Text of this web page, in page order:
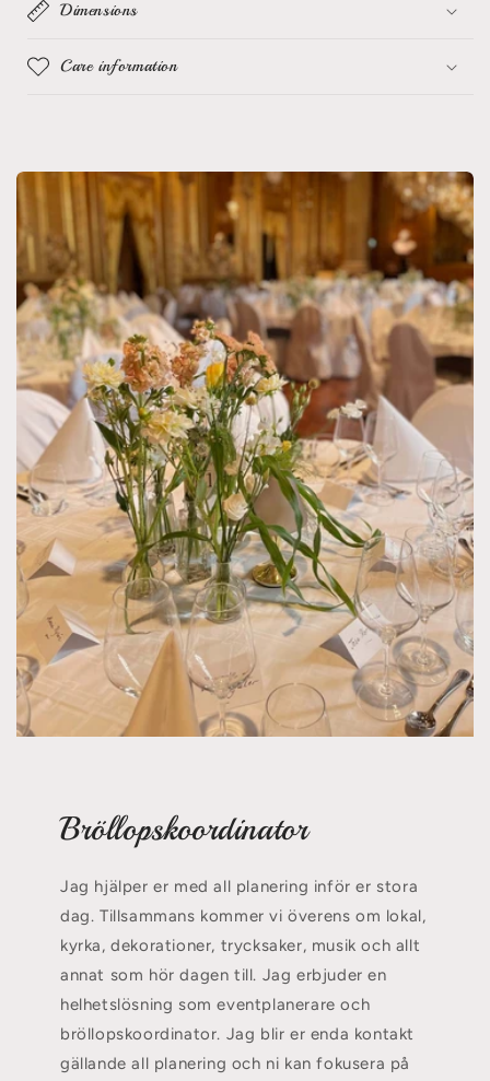
Dimensions
Care information
Bröllopskoordinator
Jag hjälper er med all planering inför er stora
dag. Tillsammans kommer vi överens om lokal,
kyrka, dekorationer, trycksaker, musik och allt
annat som hör dagen till. Jag erbjuder en
helhetslösning som eventplanerare och
bröllopskoordinator. Jag blir er enda kontakt
gällande all planering och ni kan fokusera på